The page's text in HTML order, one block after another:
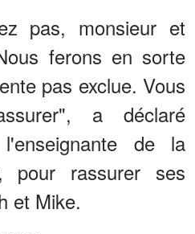
pas, monsieur et
ferons en sorte
pas exclue. Vous
a déclaré
de la
pour rassurer ses
et Mike.